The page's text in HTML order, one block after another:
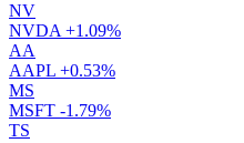
NV
NVDA +1.09%
AA
AAPL +0.53%
MS
MSFT -1.79%
TS